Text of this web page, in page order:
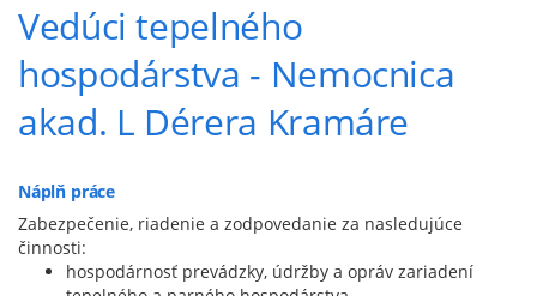
Vedúci tepelného
hospodárstva - Nemocnica
akad. L Dérera Kramáre
Náplň práce
Zabezpečenie, riadenie a zodpovedanie za nasledujúce
činnosti:
hospodárnosť prevádzky, údržby a opráv zariadení